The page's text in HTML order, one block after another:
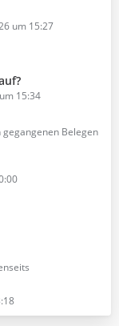
um 15:27
15:34
Belegen